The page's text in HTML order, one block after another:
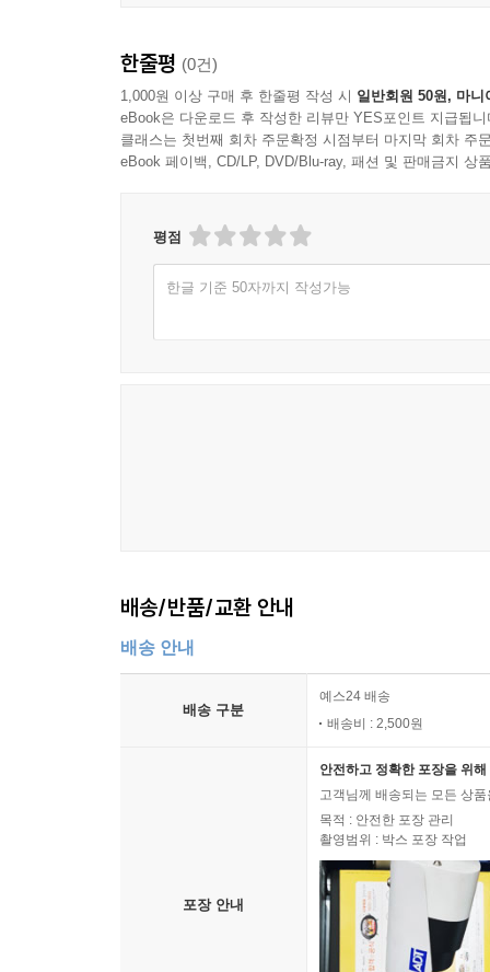
한줄평 (0건)
1,000원 이상 구매 후 한줄평 작성 시 일반회원 50원, 마니
eBook은 다운로드 후 작성한 리뷰만 YES포인트 지급됩니
클래스는 첫번째 회차 주문확정 시점부터 마지막 회차 주
eBook 페이백, CD/LP, DVD/Blu-ray, 패션 및 판매금지 상
평점
한글 기준 50자까지 작성가능
배송/반품/교환 안내
배송 안내
배송 구분
예스24 배송
배송비 : 2,500원
포장 안내
안전하고 정확한 포장을 위
고객님께 배송되는 모든 상
목적 : 안전한 포장 관리
촬영범위 : 박스 포장 작업